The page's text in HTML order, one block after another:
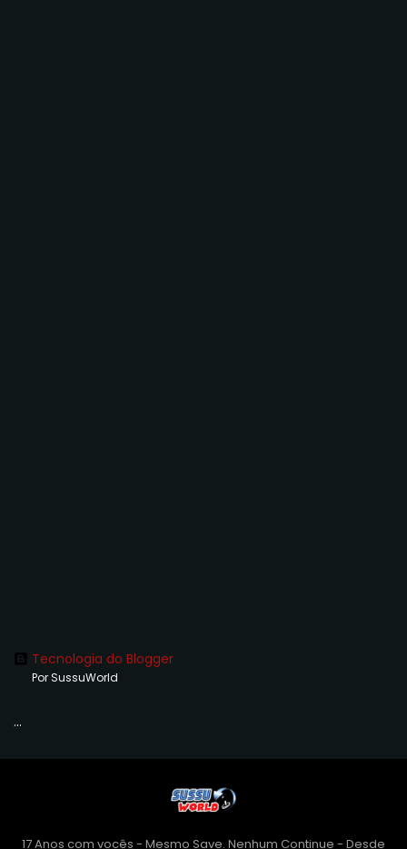
Tecnologia do Blogger
Por SussuWorld
...
17 Anos com vocês - Mesmo Save. Nenhum Continue - Desde